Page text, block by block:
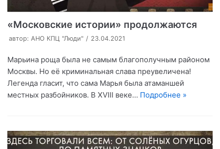
«Московские истории» продолжаются
автор: АНО КПЦ "Люди" 23.04.2021
Марьина роща была не самым благополучным районом
Москвы. Но её криминальная слава преувеличена!
Легенда гласит, что сама Марья была атаманшей
местных разбойников. В XVIII веке… Подробнее »